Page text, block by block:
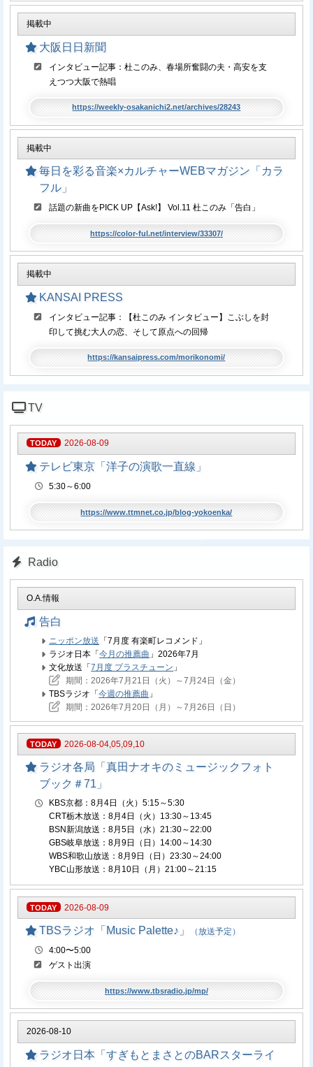
掲載中
大阪日日新聞
インタビュー記事：杜このみ、春場所奮闘の夫・高安を支
えつつ大阪で熱唱
https://weekly-osakanichi2.net/archives/28243
掲載中
毎日を彩る音楽×カルチャーWEBマガジン「カラ
フル」
話題の新曲をPICK UP【Ask!】 Vol.11 杜このみ「告白」
https://color-ful.net/interview/33307/
掲載中
KANSAI PRESS
インタビュー記事：【杜このみ インタビュー】こぶしを封
印して挑む大人の恋、そして原点への回帰
https://kansaipress.com/morikonomi/
TV
2026-08-09
テレビ東京「洋子の演歌一直線」
5:30～6:00
https://www.ttmnet.co.jp/blog-yokoenka/
Radio
O.A.情報
告白
ニッポン放送 「7月度 有楽町レコメンド」
ラジオ日本「今月の推薦曲 」2026年7月
文化放送「7月度 プラスチューン 」
期間：2026年7月21日（火）～7月24日（金）
TBSラジオ「今週の推薦曲 」
期間：2026年7月20日（月）～7月26日（日）
2026-08-04,05,09,10
ラジオ各局「真田ナオキのミュージックフォト
ブック＃71」
KBS京都：8月4日（火）5:15～5:30
CRT栃木放送：8月4日（火）13:30～13:45
BSN新潟放送：8月5日（水）21:30～22:00
GBS岐阜放送：8月9日（日）14:00～14:30
WBS和歌山放送：8月9日（日）23:30～24:00
YBC山形放送：8月10日（月）21:00～21:15
2026-08-09
TBSラジオ「Music Palette♪」
（放送予定）
4:00〜5:00
ゲスト出演
https://www.tbsradio.jp/mp/
2026-08-10
ラジオ日本「すぎもとまさとのBARスターライ